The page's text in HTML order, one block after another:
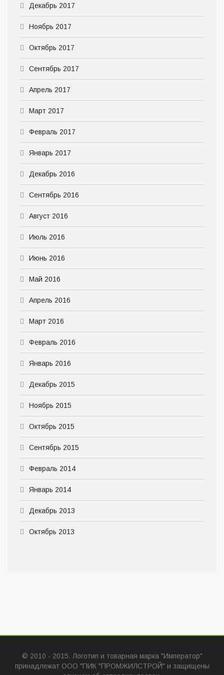
Декабрь 2017
Ноябрь 2017
Октябрь 2017
Сентябрь 2017
Апрель 2017
Март 2017
Февраль 2017
Январь 2017
Декабрь 2016
Сентябрь 2016
Август 2016
Июль 2016
Июнь 2016
Май 2016
Апрель 2016
Март 2016
Февраль 2016
Январь 2016
Декабрь 2015
Ноябрь 2015
Октябрь 2015
Сентябрь 2015
Февраль 2014
Январь 2014
Декабрь 2013
Октябрь 2013
© 2010 - 2015. Логотип и товарная марка "Император"
принадлежат ООО "ПИК "ПРОМЖИЛСТРОЙ" и защищены